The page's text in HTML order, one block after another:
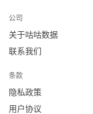
公司
关于咕咕数据
联系我们
条款
隐私政策
用户协议